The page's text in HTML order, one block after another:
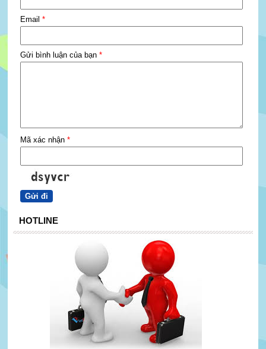
Email *
Gửi bình luận của bạn *
Mã xác nhận *
HOTLINE